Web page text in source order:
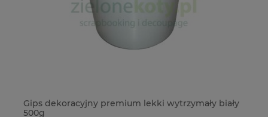
Gips dekoracyjny premium lekki wytrzymały biały
500g